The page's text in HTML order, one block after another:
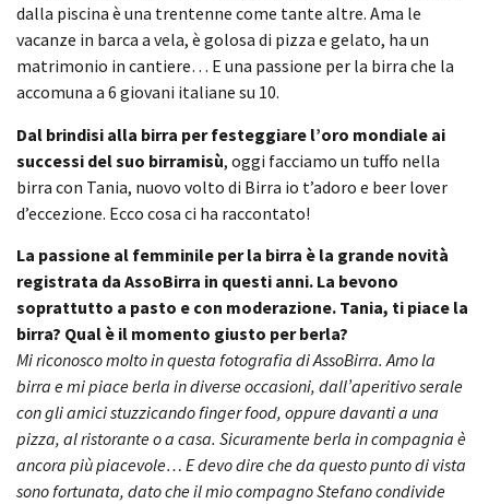
dalla piscina è una trentenne come tante altre. Ama le
vacanze in barca a vela, è golosa di pizza e gelato, ha un
matrimonio in cantiere… E una passione per la birra che la
accomuna a 6 giovani italiane su 10.
Dal brindisi alla birra per festeggiare l’oro mondiale ai
successi del suo birramisù, oggi facciamo un tuffo nella
birra con Tania, nuovo volto di Birra io t’adoro e beer lover
d’eccezione. Ecco cosa ci ha raccontato!
La passione al femminile per la birra è la grande novità
registrata da AssoBirra in questi anni. La bevono
soprattutto a pasto e con moderazione. Tania, ti piace la
birra? Qual è il momento giusto per berla?
Mi riconosco molto in questa fotografia di AssoBirra. Amo la
birra e mi piace berla in diverse occasioni, dall’aperitivo serale
con gli amici stuzzicando finger food, oppure davanti a una
pizza, al ristorante o a casa. Sicuramente berla in compagnia è
ancora più piacevole… E devo dire che da questo punto di vista
sono fortunata, dato che il mio compagno Stefano condivide